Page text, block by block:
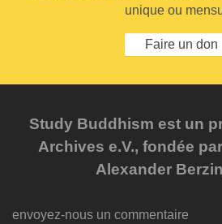
unique ou
Faire un don
Study Buddhism est un
Archives e.V., fondée
Alexander
envoyez-nous un commentaire